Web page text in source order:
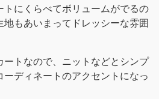
トにくらべてボリュームがでるの
もあいまってドレッシーな雰囲
ートなので、ニットなどとシンプ
ーディネートのアクセントになっ